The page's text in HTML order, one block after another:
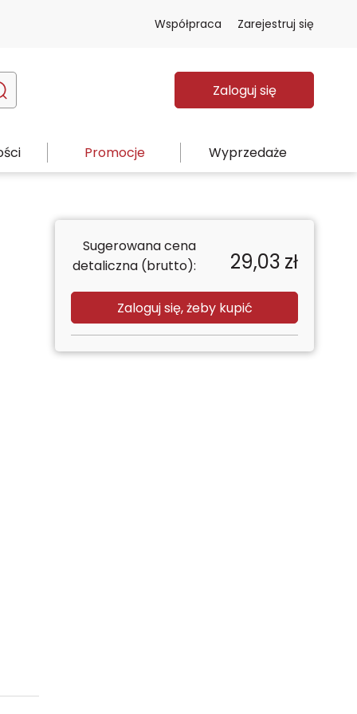
Współpraca Zarejestruj się
Zaloguj się
Promocje Wyprzedaże
Sugerowana cena
detaliczna (brutto):
29,03 zł
Zaloguj się, żeby kupić